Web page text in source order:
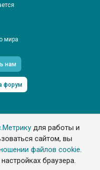
для работы и
сайтом, вы
файлов cookie.
браузера.
мира
нам
форум
права защищены
сайта с обязательной
plastic.ru